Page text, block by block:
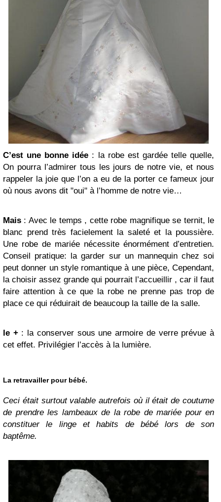
C’est une bonne idée : la robe est gardée telle quelle,
On pourra l’admirer tous les jours de notre vie, et nous
rappeler la joie que l’on a eu de la porter ce fameux jour
où nous avons dit "oui" à l’homme de notre vie…
Mais : Avec le temps , cette robe magnifique se ternit, le
blanc prend très facielement la saleté et la poussière.
Une robe de mariée nécessite énormément d’entretien.
Conseil pratique: la garder sur un mannequin chez soi
peut donner un style romantique à une pièce, Cependant,
la choisir assez grande qui pourrait l’accueillir , car il faut
faire attention à ce que la robe ne prenne pas trop de
place ce qui réduirait de beaucoup la taille de la salle.
le +: la conserver sous une armoire de verre prévue à
cet effet. Privilégier l’accès à la lumière.
La retravailler pour bébé.
Ceci était surtout valable autrefois où il était de coutume
de prendre les lambeaux de la robe de mariée pour en
constituer le linge et habits de bébé lors de son
baptême.